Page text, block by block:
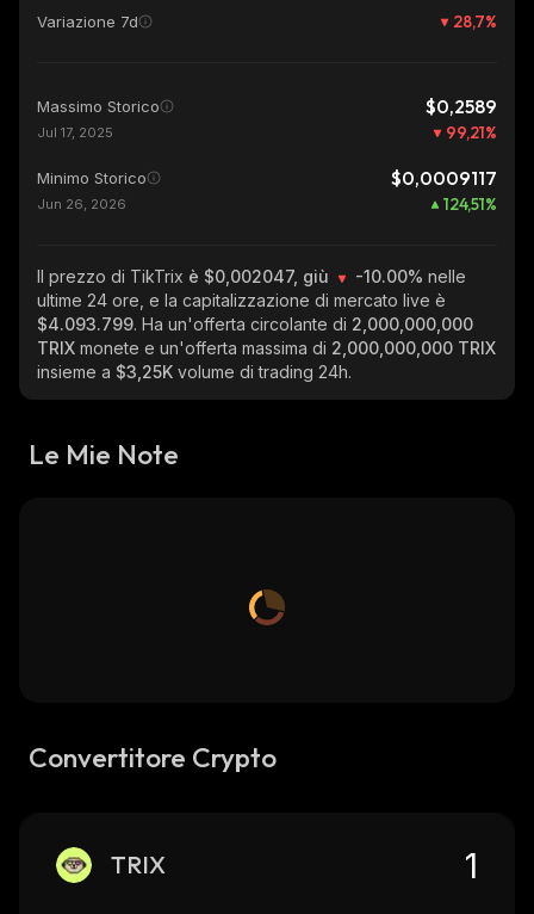
Variazione 7d 28,7%
Massimo Storico $0,2589
Jul 17, 2025 99,21%
Minimo Storico $0,0009117
Jun 26, 2026 124,51%
Il prezzo di TikTrix è $0,002047, giù -10.00% nelle
ultime 24 ore, e la capitalizzazione di mercato live è
$4.093.799. Ha un'offerta circolante di 2,000,000,000
TRIX monete e un'offerta massima di 2,000,000,000 TRIX
insieme a $3,25K volume di trading 24h.
Le Mie Note
Convertitore Crypto
TRIX